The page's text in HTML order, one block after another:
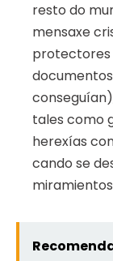
resto do
mensaxe
protectores
tales como
herexías
cando se